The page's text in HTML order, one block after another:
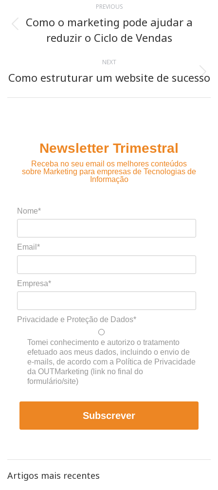
navigation
PREVIOUS
Previous
post:
Como o marketing pode ajudar a
reduzir o Ciclo de Vendas
NEXT
Next
Como estruturar um website de sucesso
Newsletter Trimestral
Receba no seu email os melhores conteúdos
sobre Marketing para empresas de Tecnologias de
Informação
Nome*
Email*
Empresa*
Privacidade e Proteção de Dados*
Tomei conhecimento e autorizo o tratamento
efetuado aos meus dados, incluindo o envio de
e-mails, de acordo com a Política de Privacidade
da OUTMarketing (link no final do
formulário/site)
Subscrever
Artigos mais recentes